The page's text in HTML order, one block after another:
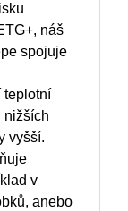
náš
spojuje
teplotní
nižších
vyšší.
v
anebo